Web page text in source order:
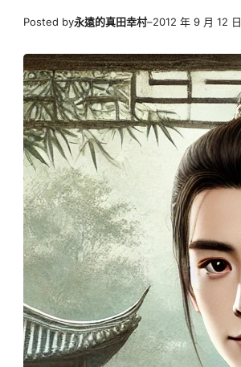
Posted by永遠的真田幸村–2012 年 9 月 12 日